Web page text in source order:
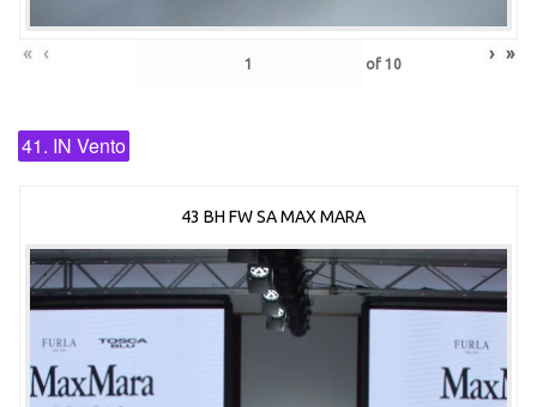
« ‹ of 10 › »
41. IN Vento
43 BH FW SA MAX MARA